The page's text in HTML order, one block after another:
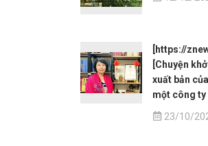
[https://
[Chuyện
xuất bản
một công ty
23/10/